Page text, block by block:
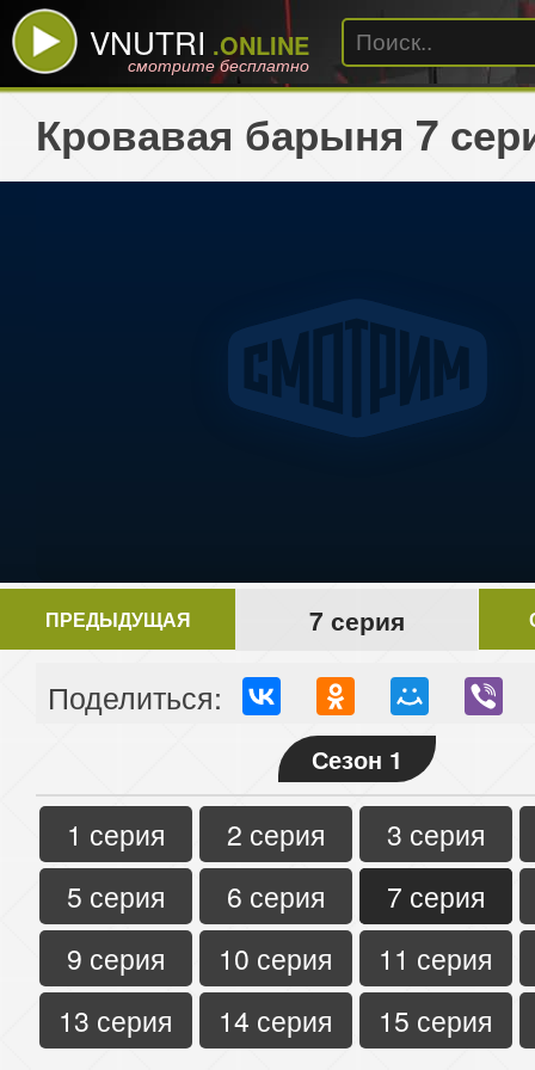
VNUTRI .ONLINE
смотрите бесплатно
Кровавая барыня 7
ПРЕДЫДУЩАЯ 7 серия
Поделиться:
Сезон 1
1 серия 2 серия
3 серия
5 серия
6 серия
7 серия
9 серия
10 серия
11 серия
13 серия
14 серия 15 серия